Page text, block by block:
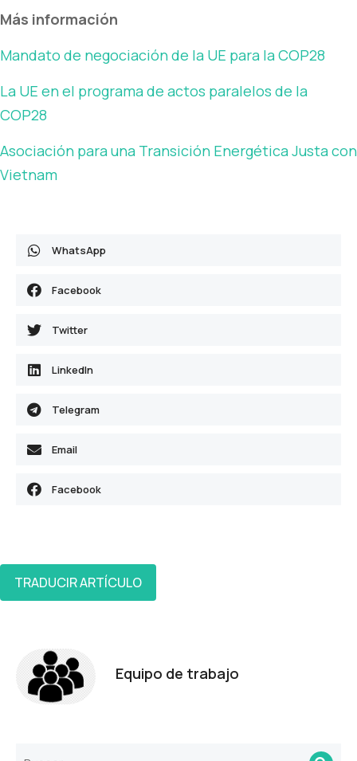
Más información
Mandato de negociación de la UE para la COP28
La UE en el programa de actos paralelos de la
COP28
Asociación para una Transición Energética Justa con
Vietnam
WhatsApp
Facebook
Twitter
LinkedIn
Telegram
Email
Facebook
TRADUCIR ARTÍCULO
Equipo de trabajo